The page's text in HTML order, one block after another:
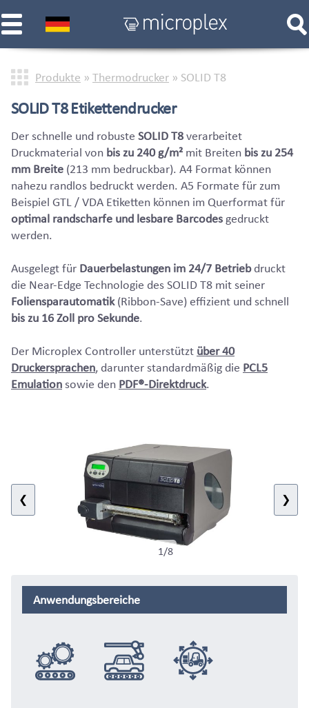
Produkte » Thermodrucker » SOLID T8
SOLID T8 Etikettendrucker
Der schnelle und robuste SOLID T8verarbeitet
Druckmaterial von bis zu 240 g/m² mit Breiten bis zu 254
mm Breite (213 mm bedruckbar). A4 Format können
nahezu randlos bedruckt werden. A5 Formate für zum
Beispiel GTL / VDA Etiketten können im Querformat für
optimal randscharfe und lesbare Barcodesgedruckt
werden.
Ausgelegt für Dauerbelastungen im 24/7 Betriebdruckt
die Near-Edge Technologie des SOLID T8 mit seiner
Foliensparautomatik(Ribbon-Save) effizient und schnell
bis zu 16 Zoll pro Sekunde.
Der Microplex Controller unterstützt über 40
Druckersprachen, darunter standardmäßig die PCL5
Emulationsowie den PDF®-Direktdruck.
❮ ❯
1/8
Anwendungsbereiche